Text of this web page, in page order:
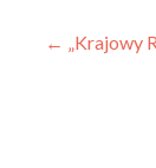
← „Krajowy